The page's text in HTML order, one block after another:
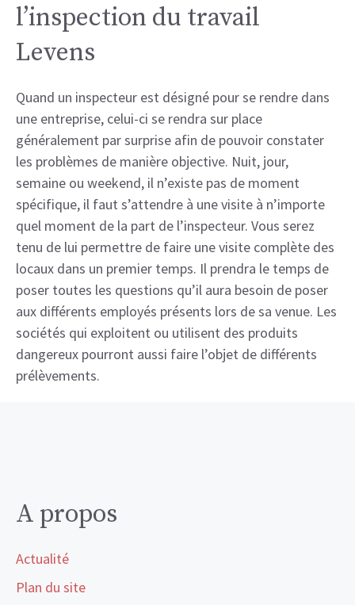
l’inspection du travail
Levens
Quand un inspecteur est désigné pour se rendre dans
une entreprise, celui-ci se rendra sur place
généralement par surprise afin de pouvoir constater
les problèmes de manière objective. Nuit, jour,
semaine ou weekend, il n’existe pas de moment
spécifique, il faut s’attendre à une visite à n’importe
quel moment de la part de l’inspecteur. Vous serez
tenu de lui permettre de faire une visite complète des
locaux dans un premier temps. Il prendra le temps de
poser toutes les questions qu’il aura besoin de poser
aux différents employés présents lors de sa venue. Les
sociétés qui exploitent ou utilisent des produits
dangereux pourront aussi faire l’objet de différents
prélèvements.
A propos
Actualité
Plan du site